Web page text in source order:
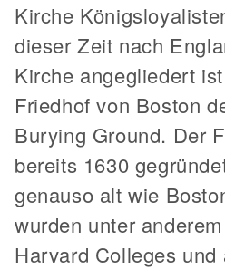
Kirche
dieser Zeit nach
Kirche angegliedert
Friedhof von Boston
Burying Ground. Der
bereits 1630
genauso alt wie
wurden unter
Harvard Colleges und